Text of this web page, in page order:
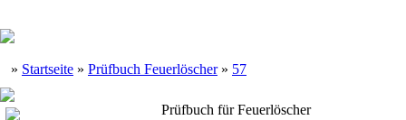
» Startseite » Prüfbuch Feuerlöscher» 57
Prüfbuch für Feuerlöscher